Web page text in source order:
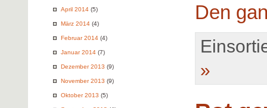
April 2014 (5)
März 2014 (4)
Februar 2014 (4)
Januar 2014 (7)
Dezember 2013 (9)
November 2013 (9)
Oktober 2013 (5)
Den
»